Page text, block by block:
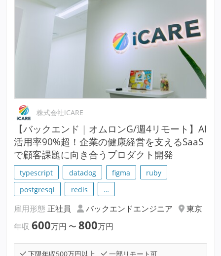
株式会社iCARE
【バックエンド｜オムロンG/週4リモート】AI
活用率90%超！企業の健康経営を支えるSaaS
で顧客課題に向き合うプロダクト開発
typescript datadog figma
ruby
postgresql
redis …
雇用形態 正社員 バックエンドエンジニア
東京
年収 600万円 〜 800万円
下限年収500万円以上
一部リモート可